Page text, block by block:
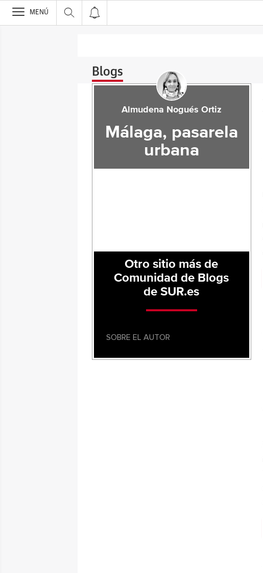
>
MENÚ
Blogs
Almudena Nogués Ortiz
Málaga, pasarela
urbana
Otro sitio más de
Comunidad de Blogs
de SUR.es
SOBRE EL AUTOR